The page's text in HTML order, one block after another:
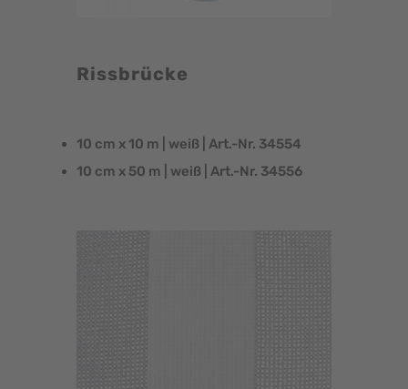
Rissbrücke
10 cm x 10 m | weiß | Art.-Nr. 34554
10 cm x 50 m | weiß | Art.-Nr. 34556